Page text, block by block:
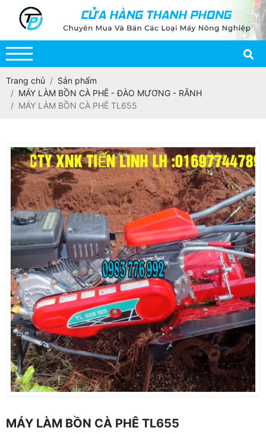
Trang chủ
Sản phẩm
MÁY LÀM BỒN CÀ PHÊ - ĐÀO MƯƠNG - RÃNH
MÁY LÀM BỒN CÀ PHÊ TL655
MÁY LÀM BỒN CÀ PHÊ TL655